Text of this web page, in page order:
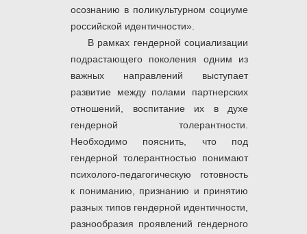
осознанию в поликультурном социуме
российской идентичности».
В рамках гендерной социализации
подрастающего поколения одним из
важных направлений выступает
развитие между полами партнерских
отношений, воспитание их в духе
гендерной толерантности.
Необходимо пояснить, что под
гендерной толерантностью понимают
психолого-педагогическую готовность
к пониманию, признанию и принятию
разных типов гендерной идентичности,
разнообразия проявлений гендерного